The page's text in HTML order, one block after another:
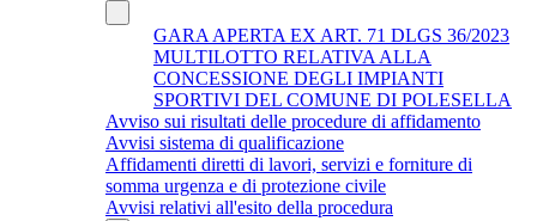
GARA APERTA EX ART. 71 DLGS 36/2023
MULTILOTTO RELATIVA ALLA
CONCESSIONE DEGLI IMPIANTI
SPORTIVI DEL COMUNE DI POLESELLA
Avviso sui risultati delle procedure di affidamento
Avvisi sistema di qualificazione
Affidamenti diretti di lavori, servizi e forniture di
somma urgenza e di protezione civile
Avvisi relativi all'esito della procedura